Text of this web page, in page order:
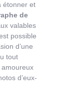
étonner et
de
valables
possible
d’une
tout
d’eux-